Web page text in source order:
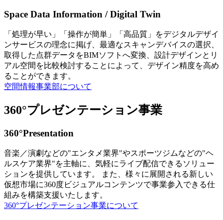
Space Data Information / Digital Twin
「処理が早い」「操作が簡単」「高品質」をデジタルデザイ
ンサービスの理念に掲げ、最適なスキャンデバイスの選択、
取得した点群データをBIMソフトへ変換、設計デザインとリ
アル空間を比較検討することによって、デザイン精度を高め
ることができます。
空間情報事業部について
360°プレゼンテーション事業
360°Presentation
音楽／演劇などの"エンタメ業界"やスポーツジムなどの"ヘ
ルスケア業界"を主軸に、気軽にライブ配信できるソリュー
ションを提供しています。 また、様々に展開される新しい
仮想市場に360度ビジュアルコンテンツで事業参入できる仕
組みを構築支援いたします。
360°プレゼンテーション事業について